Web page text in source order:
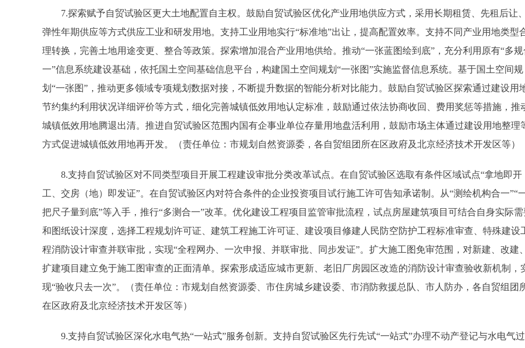
7.探索赋予自贸试验区更大土地配置自主权。鼓励自贸试验区优化产业用地供应方式，采用长期租赁、先租后让、
弹性年期供应等方式供应工业和研发用地。支持工业用地实行“标准地”出让，提高配置效率。支持不同产业用地类型
理转换，完善土地用途变更、整合等政策。探索增加混合产业用地供给。推动“一张蓝图绘到底”，充分利用原有“多规
一”信息系统建设基础，依托国土空间基础信息平台，构建国土空间规划“一张图”实施监督信息系统。基于国土空间规
划“一张图”，推动更多领域专项规划数据对接，不断提升数据的智能分析对比能力。鼓励自贸试验区探索通过建设用
节约集约利用状况详细评价等方式，细化完善城镇低效用地认定标准，鼓励通过依法协商收回、费用奖惩等措施，推
城镇低效用地腾退出清。推进自贸试验区范围内国有企事业单位存量用地盘活利用，鼓励市场主体通过建设用地整理
方式促进城镇低效用地再开发。（责任单位：市规划自然资源委，各自贸组团所在区政府及北京经济技术开发区等）
8.支持自贸试验区对不同类型项目开展工程建设审批分类改革试点。在自贸试验区选取有条件区域试点“拿地即开
工、交房（地）即发证”。在自贸试验区内对符合条件的企业投资项目试行施工许可告知承诺制。从“测绘机构合一”“
把尺子量到底”等入手，推行“多测合一”改革。优化建设工程项目监管审批流程，试点房屋建筑项目可结合自身实际需
和图纸设计深度，选择工程规划许可证、建筑工程施工许可证、建设项目修建人民防空防护工程标准审查、特殊建设
程消防设计审查并联审批，实现“全程网办、一次申报、并联审批、同步发证”。扩大施工图免审范围，对新建、改建、
扩建项目建立免于施工图审查的正面清单。探索形成适应城市更新、老旧厂房园区改造的消防设计审查验收新机制，
现“验收只去一次”。（责任单位：市规划自然资源委、市住房城乡建设委、市消防救援总队、市人防办，各自贸组团
在区政府及北京经济技术开发区等）
9.支持自贸试验区深化水电气热“一站式”服务创新。支持自贸试验区先行先试“一站式”办理不动产登记与水电气过